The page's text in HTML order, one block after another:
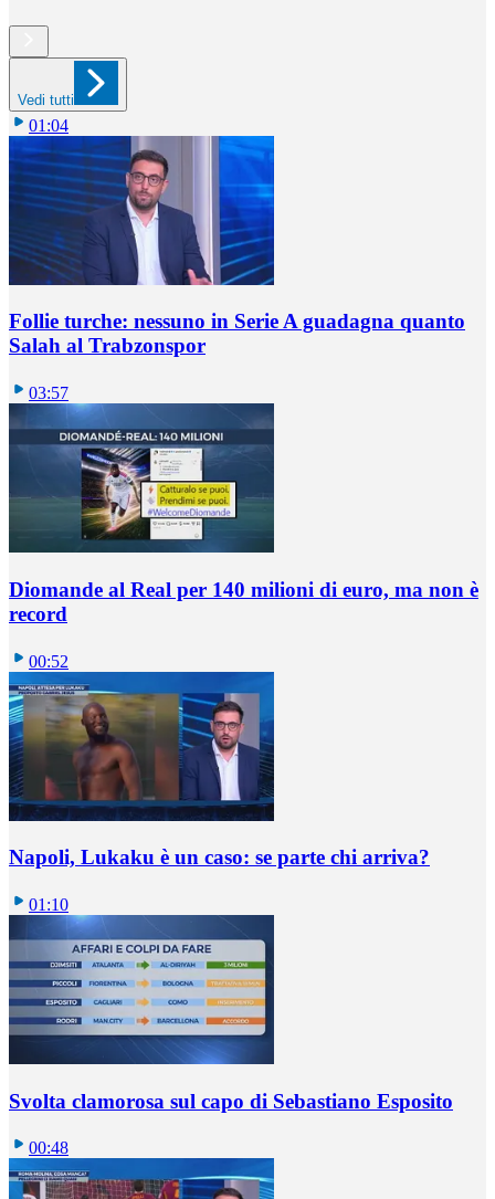
Vedi tutti
01:04
Follie turche: nessuno in Serie A guadagna quanto
Salah al Trabzonspor
03:57
Diomande al Real per 140 milioni di euro, ma non è
record
00:52
Napoli, Lukaku è un caso: se parte chi arriva?
01:10
Svolta clamorosa sul capo di Sebastiano Esposito
00:48